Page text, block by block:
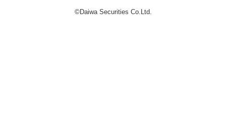
©Daiwa Securities Co.Ltd.